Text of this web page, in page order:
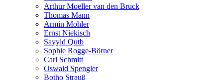
Arthur Moeller van den Bruck
Thomas Mann
Armin Mohler
Ernst Nie­kisch
Sayyid Qutb
Sophie Rogge-Börner
Carl Schmitt
Oswald Speng­ler
Botho Strauß